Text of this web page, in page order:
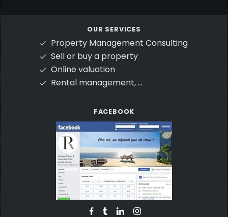
OUR SERVICES
Property Management Consulting
Sell or buy a property
Online valuation
Rental management, ...
FACEBOOK